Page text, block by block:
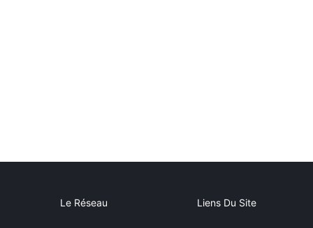
Le Réseau Liens Du Site